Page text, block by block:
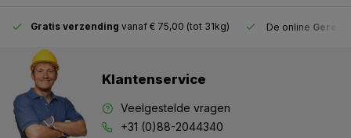
Gratis verzending vanaf € 75,00 (tot 31kg) De online
Klantenservice
Veelgestelde vragen
+31 (0)88-2044340